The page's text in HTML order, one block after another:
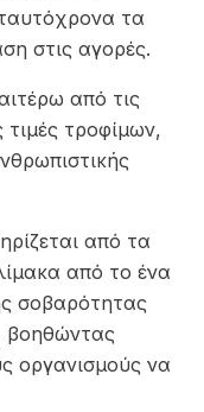
τα
στις αγορές.
από τις
τιμές τροφίμων,
από τα
από το ένα
σοβαρότητας
βοηθώντας
οργανισμούς να